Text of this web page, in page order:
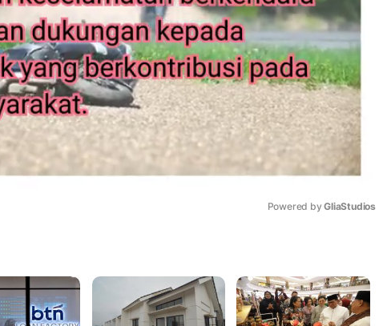
Powered by GliaStudios